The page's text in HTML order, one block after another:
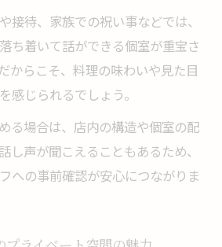
接待、家族での祝い事などでは、
ち着いて話ができる個室が重宝さ
からこそ、料理の味わいや見た目
感じられるでしょう。
る場合は、店内の構造や個室の配
し声が聞こえることもあるため、
への事前確認が安心につながりま